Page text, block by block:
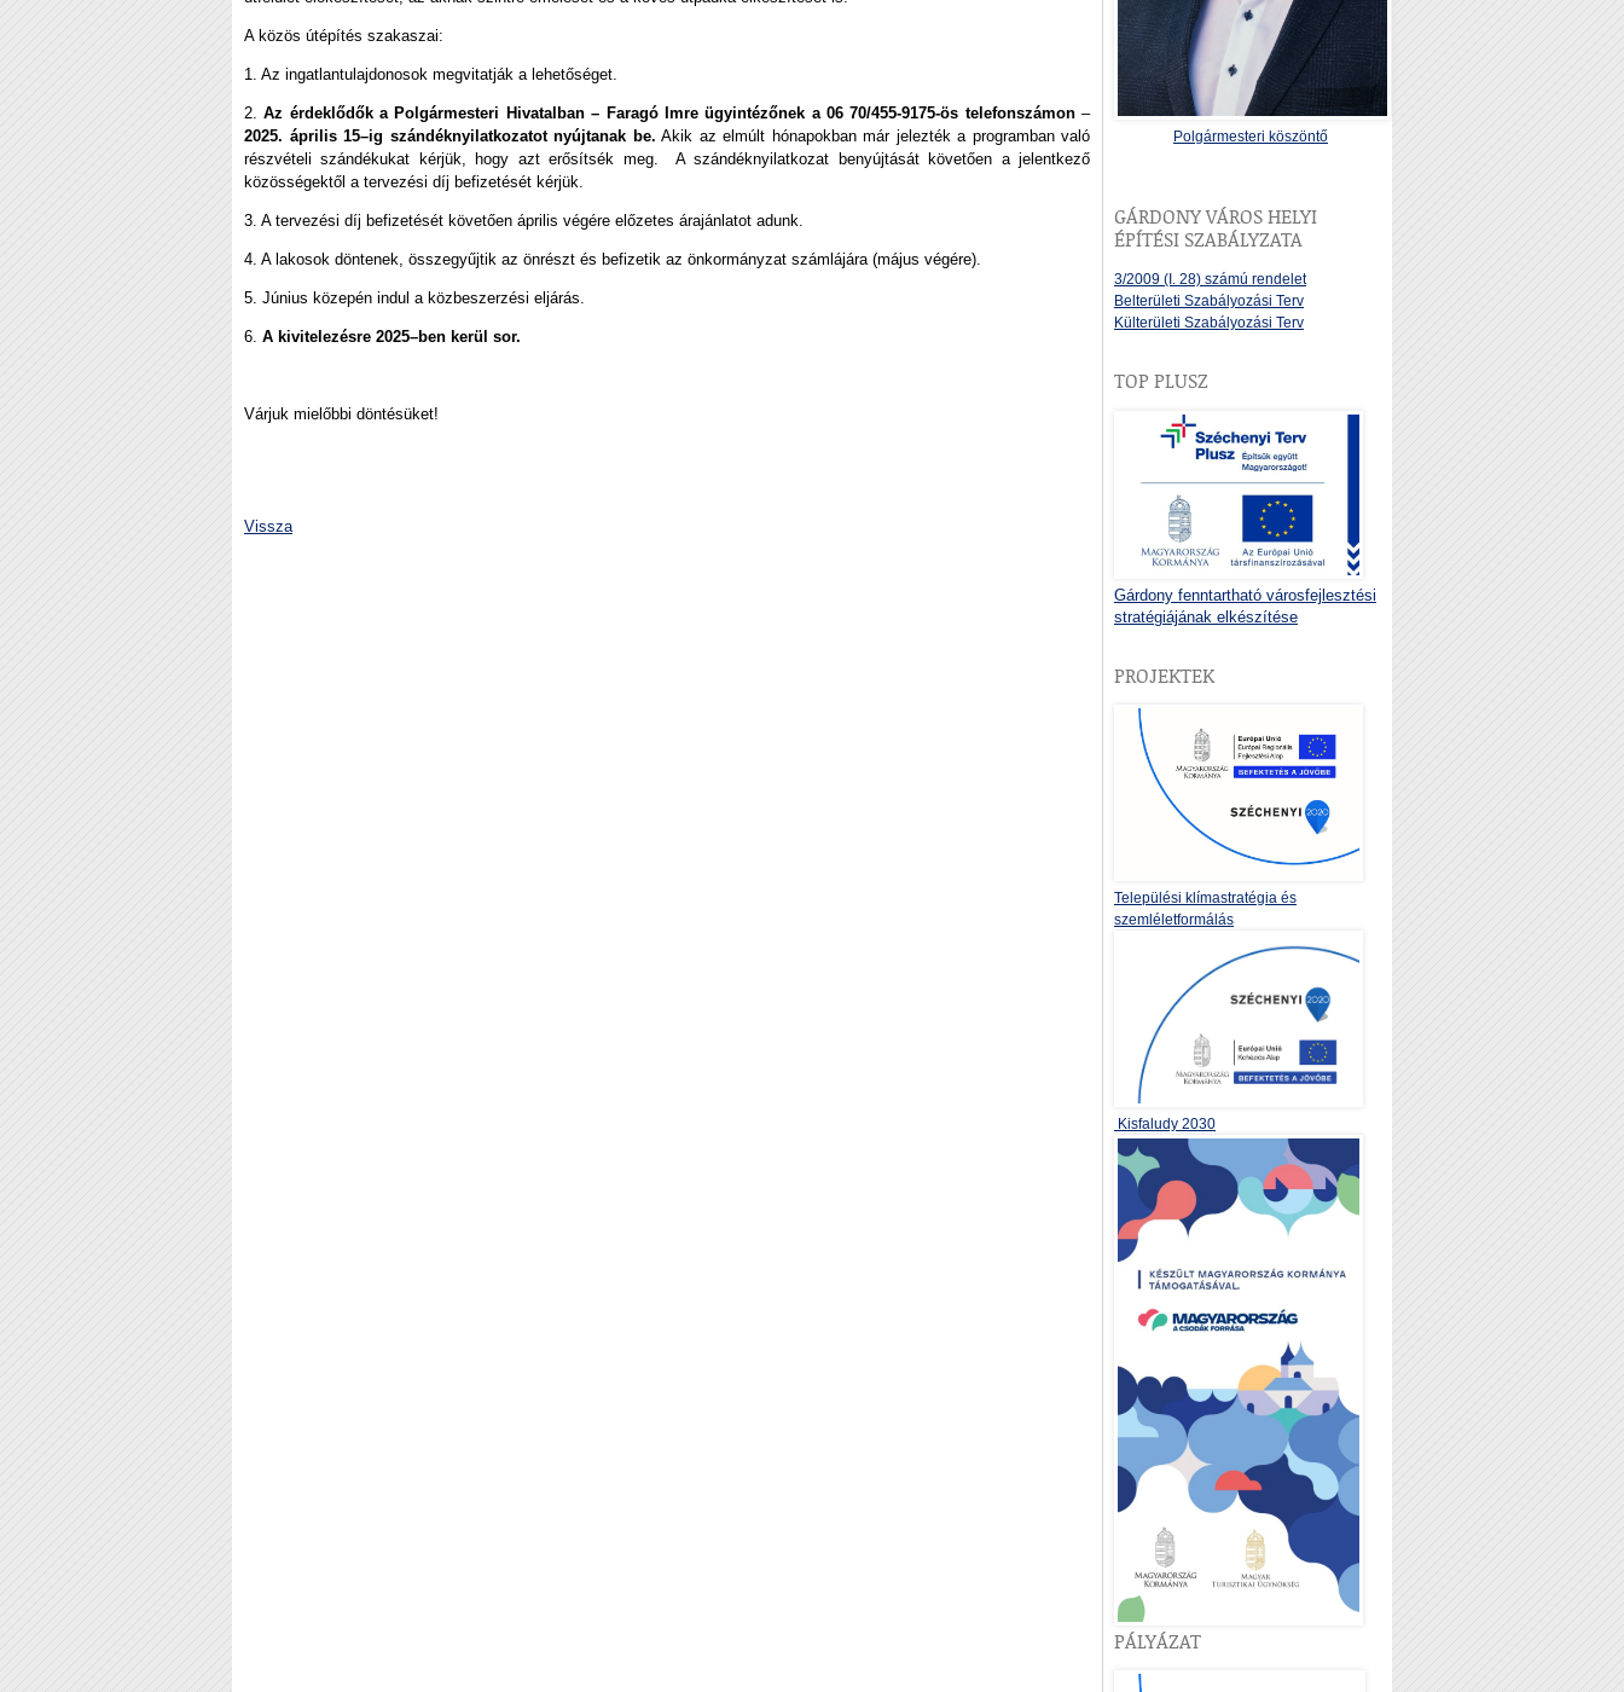
A közös útépítés szakaszai:
1. Az ingatlantulajdonosok megvitatják a lehetőséget.
2.Az érdeklődők a Polgármesteri Hivatalban – Faragó Imre ügyintézőnek a 06 70/455-9175-ös telefonszámon–
2025. április 15–ig szándéknyilatkozatot nyújtanak be. Akik az elmúlt hónapokban már jelezték a programban való
részvételi szándékukat kérjük, hogy azt erősítsék meg. A szándéknyilatkozat benyújtását követően a jelentkező
közösségektől a tervezési díj befizetését kérjük.
3. A tervezési díj befizetését követően április végére előzetes árajánlatot adunk.
4. A lakosok döntenek, összegyűjtik az önrészt és befizetik az önkormányzat számlájára (május végére).
5. Június közepén indul a közbeszerzési eljárás.
6. A kivitelezésre 2025–ben kerül sor.
Várjuk mielőbbi döntésüket!
Vissza
Polgármesteri köszöntő
GÁRDONY VÁROS HELYI
ÉPÍTÉSI SZABÁLYZATA
3/2009 (I. 28) számú rendelet
Belterületi Szabályozási Terv
Külterületi Szabályozási Terv
TOP PLUSZ
Gárdony fenntartható városfejlesztési
stratégiájának elkészítése
PROJEKTEK
Települési klímastratégia és
szemléletformálás
Kisfaludy 2030
PÁLYÁZAT